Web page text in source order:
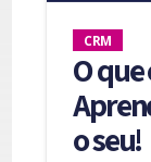
CRM
O
o seu!